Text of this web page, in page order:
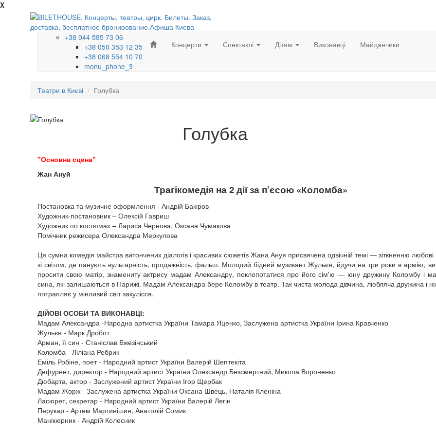
X
+38 044 585 73 06
+38 050 353 12 35
+38 068 554 10 70
menu_phone_3
Концерти Спектаклі Дітям Виконавці Майданчики
Театри в Києві Голубка
Голубка
"Основна сцена"
Жан Ануй
Трагікомедія на 2 дії за п’єсою «Коломба»
Постановка та музичне оформлення - Андрій Бакіров
Художник-постановник – Олексій Гавриш
Художник по костюмах – Лариса Чернова, Оксана Чумакова
Помічник режисера Олександра Меркулова
Ця сумна комедія майстра витончених діалогів і красивих сюжетів Жана Ануя присвячена одвічній темі — зіткненню любові
зі світом, де панують вульгарність, продажність, фальш. Молодий бідний музикант Жульєн, йдучи на три роки в армію,
просити свою матір, знамениту актрису мадам Александру, поклопотатися про його сім'ю — юну дружину Коломбу і
сина, які залишаються в Парижі. Мадам Александра бере Коломбу в театр. Так чиста молода дівчина, любляча дружина і
потрапляє у мінливий світ закулісся.
ДІЙОВІ ОСОБИ ТА ВИКОНАВЦІ:
Мадам Александра -Народна артистка України Тамара Яценко, Заслужена артистка України Ірина Кравченко
Жульєн - Марк Дробот
Арман, її син - Станіслав Бжезінський
Коломба - Ліліана Ребрик
Еміль Робіне, поет - Народний артист України Валерій Шептекіта
Дефурнет, директор - Народний артист України Олександр Безсмертний, Микола Вороненко
Дюбарта, актор - Заслужений артист України Ігор Щербак
Мадам Жорж - Заслужена артистка України Оксана Швець, Наталія Кленіна
Ласюрет, секретар - Народний артист України Валерій Легін
Перукар - Артем Мартинішин, Анатолій Сомик
Манікюрник - Андрій Колесник